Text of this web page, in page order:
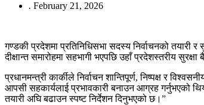
. February 21, 2026
गण्डकी प्रदेशमा प्रतिनिधिसभा सदस्य निर्वाचनको तयारी र
दीक्षान्त समारोहमा सहभागी भएपछि उहाँ प्रदेशस्तरीय
प्रधानमन्त्री कार्कीले निर्वाचन शान्तिपूर्ण, निष्पक्ष र
आपसी सहकार्यलाई प्रभावकारी बनाउन आग्रह गर्नुभएको
तयारी अघि बढाउन स्पष्ट निर्देशन दिनुभएको छ।”